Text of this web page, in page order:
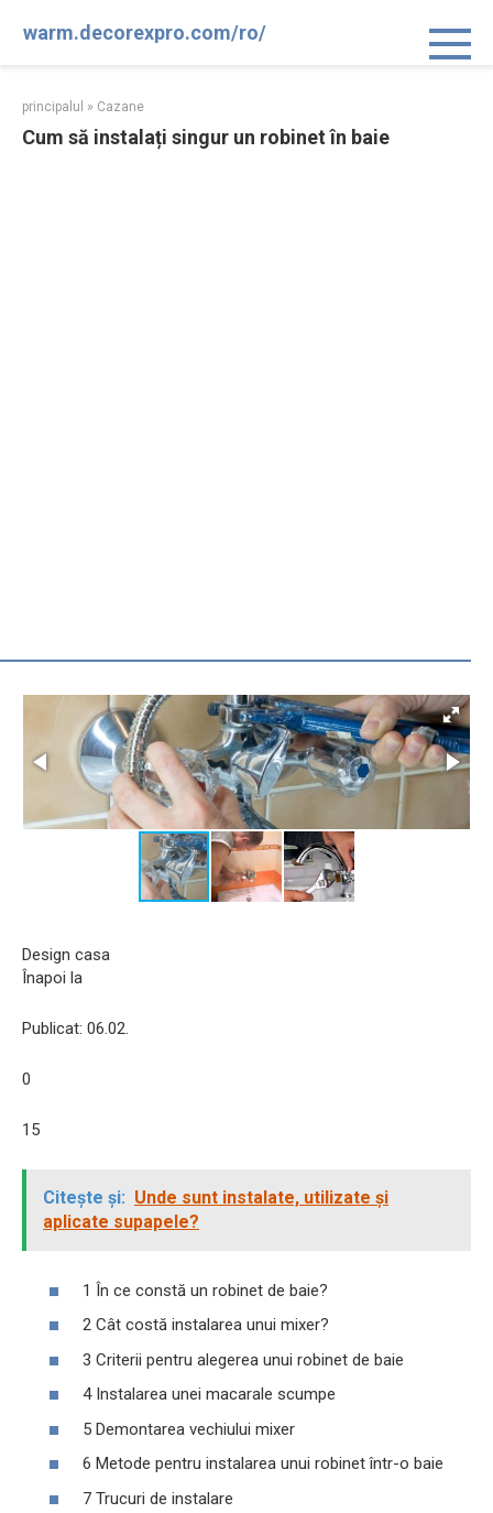
warm.decorexpro.com/ro/
principalul » Cazane
Cum să instalați singur un robinet în baie
Design casa
Înapoi la
Publicat: 06.02.
0
15
Citește și: Unde sunt instalate, utilizate și
aplicate supapele?
1 În ce constă un robinet de baie?
2 Cât costă instalarea unui mixer?
3 Criterii pentru alegerea unui robinet de baie
4 Instalarea unei macarale scumpe
5 Demontarea vechiului mixer
6 Metode pentru instalarea unui robinet într-o baie
7 Trucuri de instalare